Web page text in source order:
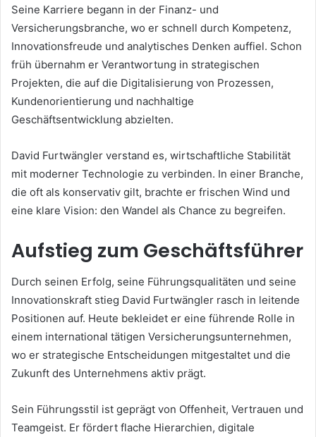
Seine Karriere begann in der Finanz- und
Versicherungsbranche, wo er schnell durch Kompetenz,
Innovationsfreude und analytisches Denken auffiel. Schon
früh übernahm er Verantwortung in strategischen
Projekten, die auf die Digitalisierung von Prozessen,
Kundenorientierung und nachhaltige
Geschäftsentwicklung abzielten.
David Furtwängler verstand es, wirtschaftliche Stabilität
mit moderner Technologie zu verbinden. In einer Branche,
die oft als konservativ gilt, brachte er frischen Wind und
eine klare Vision: den Wandel als Chance zu begreifen.
Aufstieg zum Geschäftsführer
Durch seinen Erfolg, seine Führungsqualitäten und seine
Innovationskraft stieg David Furtwängler rasch in leitende
Positionen auf. Heute bekleidet er eine führende Rolle in
einem international tätigen Versicherungsunternehmen,
wo er strategische Entscheidungen mitgestaltet und die
Zukunft des Unternehmens aktiv prägt.
Sein Führungsstil ist geprägt von Offenheit, Vertrauen und
Teamgeist. Er fördert flache Hierarchien, digitale